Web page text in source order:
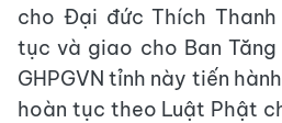
cho Đại đức Thích
tục và giao cho Ban
GHPGVN tỉnh này tiến
hoàn tục theo Luật Phật